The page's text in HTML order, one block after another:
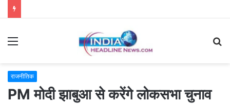
Menu
राजनीतिक
PM मोदी झाबुआ से करेंगे लोकसभा चुनाव